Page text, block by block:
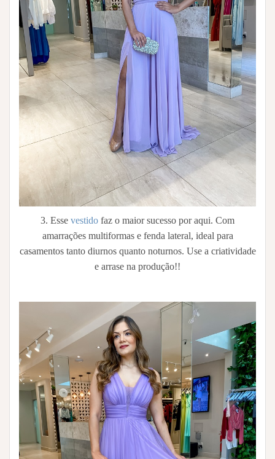
3. Esse vestido faz o maior sucesso por aqui. Com
amarrações multiformas e fenda lateral, ideal para
casamentos tanto diurnos quanto noturnos. Use a criatividade
e arrase na produção!!